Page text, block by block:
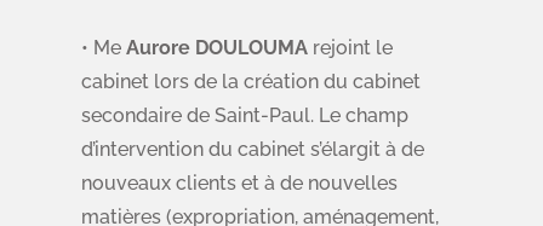
• Me Aurore DOULOUMA rejoint le
cabinet lors de la création du cabinet
secondaire de Saint-Paul. Le champ
d’intervention du cabinet s’élargit à de
nouveaux clients et à de nouvelles
matières (expropriation, aménagement,